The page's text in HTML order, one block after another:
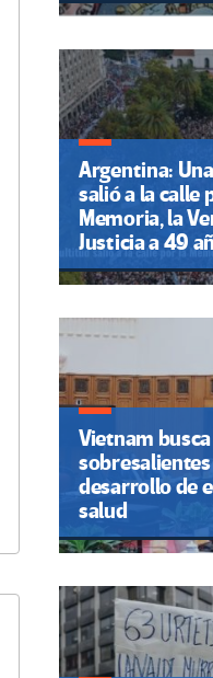
Argentina:
salió a la calle
Memoria, la
Justicia a 49
Vietnam
desarrollo de
salud